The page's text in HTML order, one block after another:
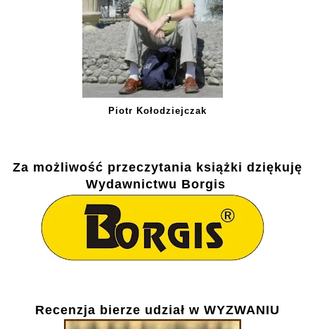
Piotr Kołodziejczak
Za możliwość przeczytania książki dziękuję
Wydawnictwu Borgis
Recenzja bierze udział w WYZWANIU